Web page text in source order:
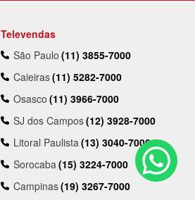
Televendas
São Paulo (11) 3855-7000
Caieiras(11) 5282-7000
Osasco (11) 3966-7000
SJ dos Campos(12) 3928-7000
Litoral Paulista(13) 3040-7000
Sorocaba(15) 3224-7000
Campinas(19) 3267-7000